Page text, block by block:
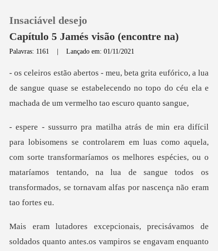
0
Loja
Histórico
Sair
Baixar App
Insaciável desejo
Capítulo 5 Jamés visão (encontre na)
Palavras: 1161 |Lançado em: 01/11/2021
, a lua
de sangue quase se estabelecendo no topo do cé
as como aquela,
com sorte transformaríamos os melhores espécies, ou o
mataríamos tentando, na
o antes.os vampiros se engavam enquanto